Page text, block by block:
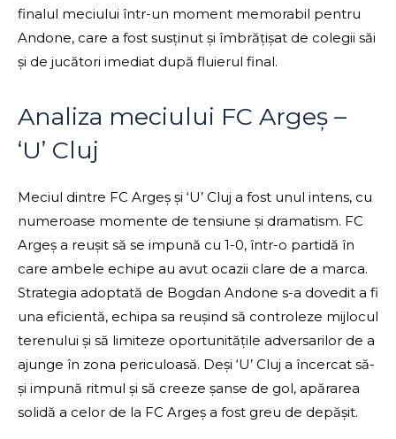
finalul meciului într-un moment memorabil pentru
Andone, care a fost susținut și îmbrățișat de colegii săi
și de jucători imediat după fluierul final.
Analiza meciului FC Argeș –
‘U’ Cluj
Meciul dintre FC Argeș și ‘U’ Cluj a fost unul intens, cu
numeroase momente de tensiune și dramatism. FC
Argeș a reușit să se impună cu 1-0, într-o partidă în
care ambele echipe au avut ocazii clare de a marca.
Strategia adoptată de Bogdan Andone s-a dovedit a fi
una eficientă, echipa sa reușind să controleze mijlocul
terenului și să limiteze oportunitățile adversarilor de a
ajunge în zona periculoasă. Deși ‘U’ Cluj a încercat să-
și impună ritmul și să creeze șanse de gol, apărarea
solidă a celor de la FC Argeș a fost greu de depășit.